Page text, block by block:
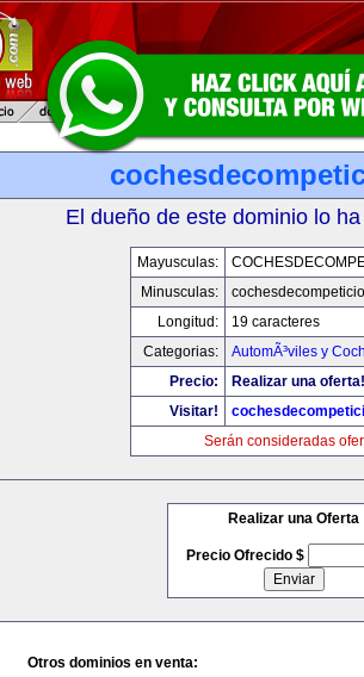
El dueño de este dominio lo
Mayusculas:
Minusculas:
Longitud:
19 caracteres
Categorias:
AutomÃ³viles y
Precio:
Realizar una oferta!
Visitar!
Serán consideradas
Realizar una Oferta
Precio Ofrecido $
Otros dominios en venta: